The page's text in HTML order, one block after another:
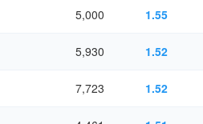
5,000 1.55
5,930 1.52
7,723 1.52